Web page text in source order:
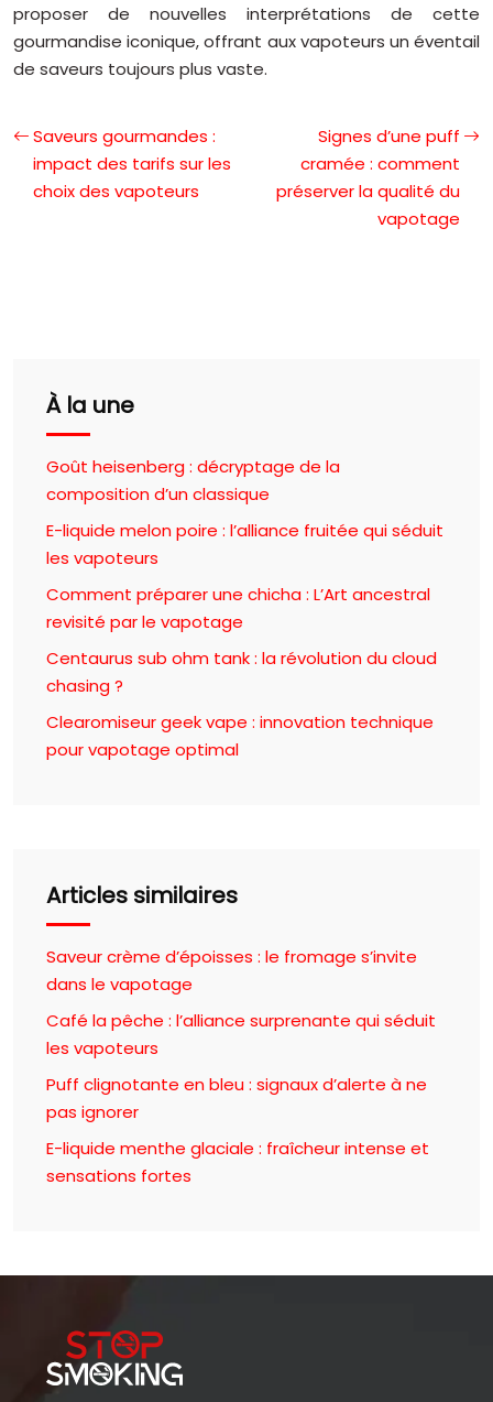
proposer de nouvelles interprétations de cette
gourmandise iconique, offrant aux vapoteurs un éventail
de saveurs toujours plus vaste.
Saveurs gourmandes :
impact des tarifs sur les
choix des vapoteurs
Signes d’une puff
cramée : comment
préserver la qualité du
vapotage
À la une
Goût heisenberg : décryptage de la
composition d’un classique
E-liquide melon poire : l’alliance fruitée qui séduit
les vapoteurs
Comment préparer une chicha : L’Art ancestral
revisité par le vapotage
Centaurus sub ohm tank : la révolution du cloud
chasing ?
Clearomiseur geek vape : innovation technique
pour vapotage optimal
Articles similaires
Saveur crème d’époisses : le fromage s’invite
dans le vapotage
Café la pêche : l’alliance surprenante qui séduit
les vapoteurs
Puff clignotante en bleu : signaux d’alerte à ne
pas ignorer
E-liquide menthe glaciale : fraîcheur intense et
sensations fortes